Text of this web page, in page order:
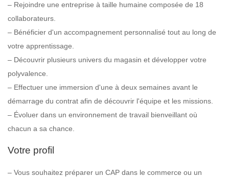
– Rejoindre une entreprise à taille humaine composée de 18
collaborateurs.
– Bénéficier d'un accompagnement personnalisé tout au long de
votre apprentissage.
– Découvrir plusieurs univers du magasin et développer votre
polyvalence.
– Effectuer une immersion d'une à deux semaines avant le
démarrage du contrat afin de découvrir l'équipe et les missions.
– Évoluer dans un environnement de travail bienveillant où
chacun a sa chance.
Votre profil
– Vous souhaitez préparer un CAP dans le commerce ou un